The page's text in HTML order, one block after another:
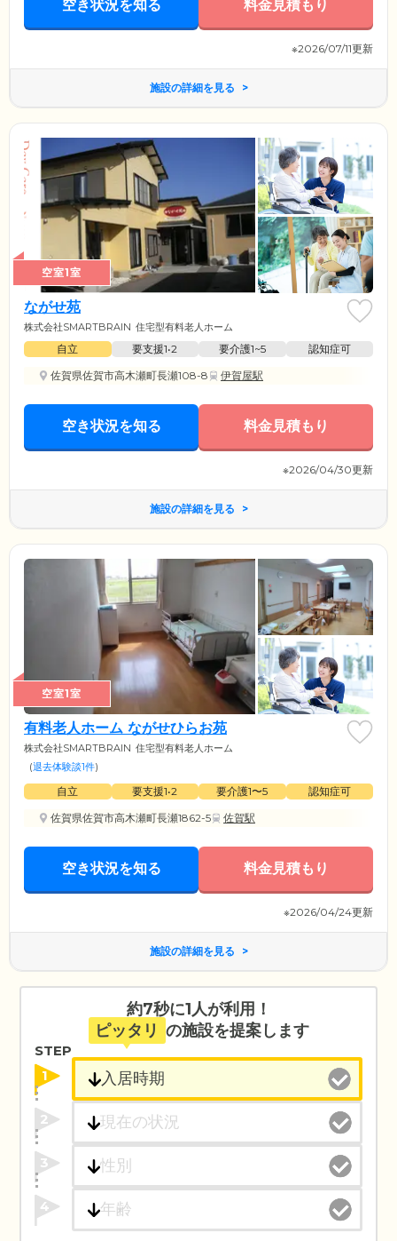
空き状況を知る 料金見積もり
※2026/07/11更新
施設の詳細を見る
空室1室
ながせ苑
株式会社SMARTBRAIN 住宅型有料老人ホーム
自立 要支援1•2 要介護1~5
認知症可
佐賀県佐賀市高木瀬町長瀬108-8
伊賀屋駅
空き状況を知る 料金見積もり
※2026/04/30更新
施設の詳細を見る
空室1室
有料老人ホーム ながせひらお苑
株式会社SMARTBRAIN 住宅型有料老人ホーム
(退去体験談1件)
自立 要支援1•2 要介護1〜5
認知症可
佐賀県佐賀市高木瀬町長瀬1862-5
佐賀駅
空き状況を知る 料金見積もり
※2026/04/24更新
施設の詳細を見る
約7秒に1人が利用！
ピッタリ の施設を提案します
STEP
1
2
3
4